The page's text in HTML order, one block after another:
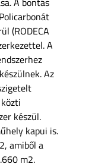
(RODECA
A
Az
készül.
kapui is.
amiből a
m2.